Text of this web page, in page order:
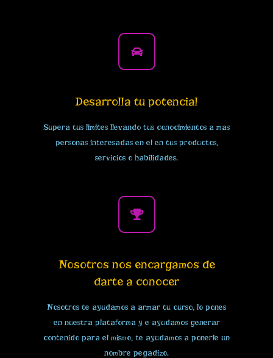
Desarrolla tu potencial
Supera tus limites llevando tus conocimientos a mas
personas interesadas en el en tus productos,
servicios o habilidades.
Nosotros nos encargamos de
darte a conocer
Nosotros te ayudamos a armar tu curso, lo pones
en nuestra plataforma y e ayudamos generar
contenido para el mismo, te ayudamos a ponerle un
nombre pegadizo.